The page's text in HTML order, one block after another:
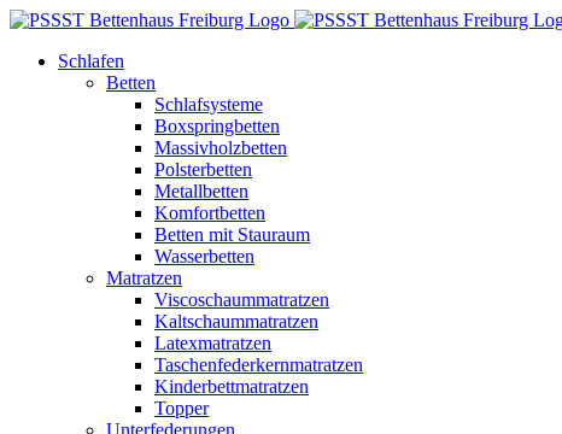
Zum
springenSchlafen
Betten
Schlafsysteme
Boxspringbetten
Massivholzbetten
Polsterbetten
Metallbetten
Komfortbetten
Betten mit Stauraum
Wasserbetten
Matratzen
Viscoschaummatratzen
Kaltschaummatratzen
Latexmatratzen
Taschenfederkernmatratzen
Kinderbettmatratzen
Topper
Unterfederungen